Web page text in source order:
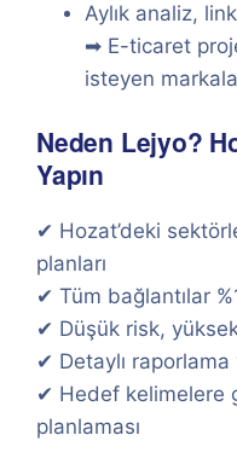
Aylık analiz,
➡ E-ticaret
isteyen
Neden Lejyo?
Yapın
✔ Hozat’deki
planları
✔ Tüm bağlantılar
✔ Düşük risk,
✔ Detaylı raporlama
✔ Hedef kelimelere
planlaması